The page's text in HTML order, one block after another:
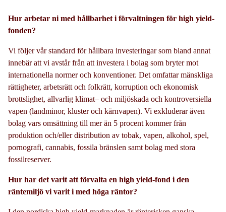
Hur arbetar ni med hållbarhet i förvaltningen för high yield-
fonden?
Vi följer vår standard för hållbara investeringar som bland annat
innebär att vi avstår från att investera i bolag som bryter mot
internationella normer och konventioner. Det omfattar mänskliga
rättigheter, arbetsrätt och folkrätt, korruption och ekonomisk
brottslighet, allvarlig klimat– och miljöskada och kontroversiella
vapen (landminor, kluster och kärnvapen). Vi exkluderar även
bolag vars omsättning till mer än 5 procent kommer från
produktion och/eller distribution av tobak, vapen, alkohol, spel,
pornografi, cannabis, fossila bränslen samt bolag med stora
fossilreserver.
Hur har det varit att förvalta en high yield-fond i den
räntemiljö vi varit i med höga räntor?